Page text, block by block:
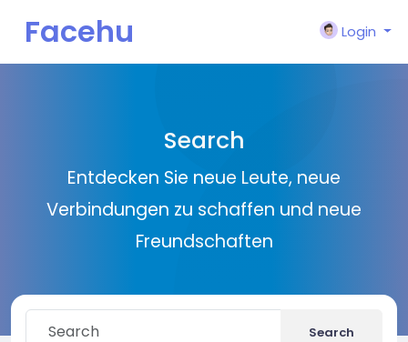
Facehu
Login
Search
Entdecken Sie neue Leute, neue
Verbindungen zu schaffen und neue
Freundschaften
Search